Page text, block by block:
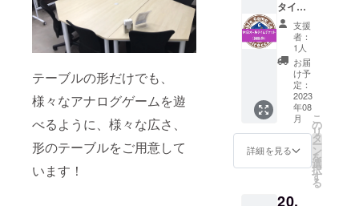
テーブルの形だけでも、
様々なアナログゲームを遊
べるように、様々な広さ、
形のテーブルをご用意して
います！
ク） 原
材料名/
コー
ヒー豆
原料原
産国/コ
ロンビ
ア、ブ
ラジ
ル、グ
ラ 内容
量/10g×
ファン
ディン
グで
は、さ
らにお
得に、
10,000
円（４
回分の
お値
ご提供
いたし
そのま
まご利
用いた
だけま
す。
ゲーム
で遊ぶ
以外に
も、コ
ワーキ
ングス
室を会
休日営
業日
（土日
祝、11
時～23
時まで
営業）
（通常
月・火
曜は定
休日で
日営業
タイム
チケッ
ト（回
券）】
当店
テーブ
ル利用
料の回
数券で
す。５
回分の
料金で6
回分ご
能なチ
支援
者：
1人
お届
け予
定：
2023
年08
月
詳細を見る
こ
の
リ
タ
ー
ン
を
選
択
す
る
20,